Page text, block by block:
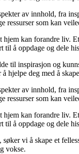
av innhold, fra
ressurser som kan
kan forandre liv.
til å oppdage og dele
til inspirasjon og
hjelpe deg med å
av innhold, fra
ressurser som kan
kan forandre liv.
til å oppdage og dele
vi å skape et
vokse.